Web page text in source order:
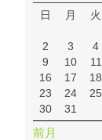
日 月 火
2
3 4
9
10 11
16
17 18
23
24 25
30
31
前月